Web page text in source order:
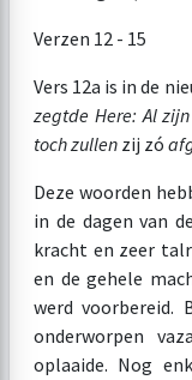
Verzen 12 - 15
Vers 12a is in de
zegtde Here: Al
toch zullen zij zó
Deze woorden
in de dagen van
kracht en zeer
en de gehele
werd voorbereid.
onderworpen
oplaaide. Nog